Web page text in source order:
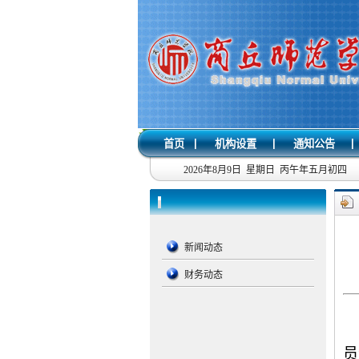
首页 | 机构设置 | 通知公告 |
2026年8月9日 星期日 丙午年五月初四
新闻动态
财务动态